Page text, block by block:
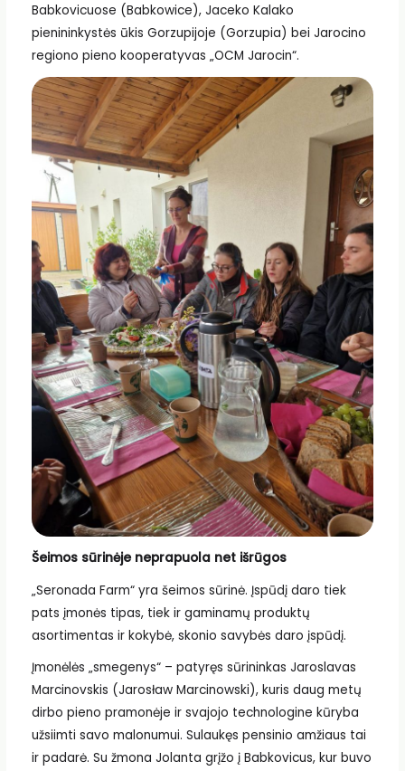
Babkovicuose (Babkowice), Jaceko Kalako
pienininkystės ūkis Gorzupijoje (Gorzupia) bei Jarocino
regiono pieno kooperatyvas „OCM Jarocin“.
Šeimos sūrinėje neprapuola net išrūgos
„Seronada Farm“ yra šeimos sūrinė. Įspūdį daro tiek
pats įmonės tipas, tiek ir gaminamų produktų
asortimentas ir kokybė, skonio savybės daro įspūdį.
Įmonėlės „smegenys“ – patyręs sūrininkas Jaroslavas
Marcinovskis (Jarosław Marcinowski), kuris daug metų
dirbo pieno pramonėje ir svajojo technologine kūryba
užsiimti savo malonumui. Sulaukęs pensinio amžiaus tai
ir padarė. Su žmona Jolanta grįžo į Babkovicus, kur buvo